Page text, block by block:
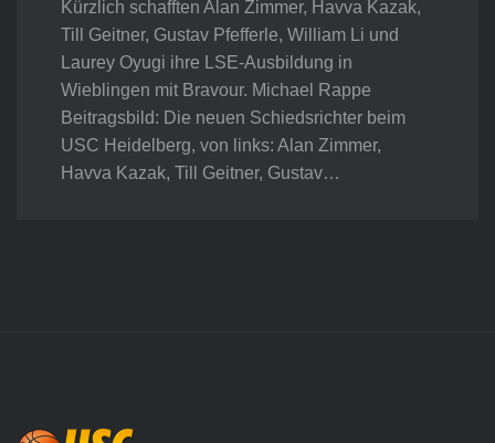
Kürzlich schafften Alan Zimmer, Havva Kazak,
Till Geitner, Gustav Pfefferle, William Li und
Laurey Oyugi ihre LSE-Ausbildung in
Wieblingen mit Bravour. Michael Rappe
Beitragsbild: Die neuen Schiedsrichter beim
USC Heidelberg, von links: Alan Zimmer,
Havva Kazak, Till Geitner, Gustav…